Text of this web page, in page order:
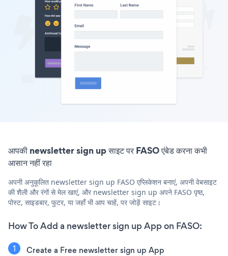
आपकी newsletter sign up साइट पर FASO एंबेड करना कभी
आसान नहीं रहा
अपनी अनुकूलित newsletter sign up FASO एप्लिकेशन बनाएं, अपनी वेबसाइट
की शैली और रंगों से मेल खाएं, और newsletter sign up अपने FASO पृष्ठ,
पोस्ट, साइडबार, फुटर, या जहाँ भी आप चाहें, पर जोड़ें साइट।
How To Add a newsletter sign up App on FASO:
Create a Free newsletter sign up App